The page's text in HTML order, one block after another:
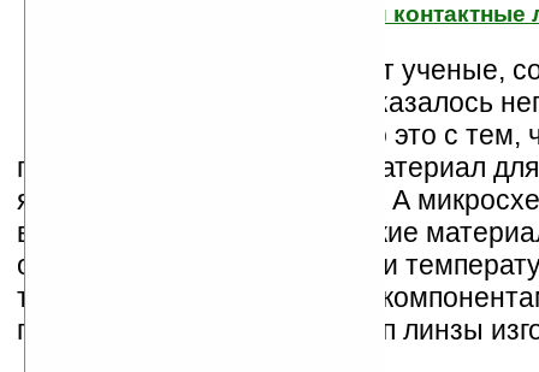
18. Ученые сделали контактные
Как рассказывают ученые,
подобных линз оказалось
задачей. Связано это с тем,
пластичный органический материал
является очень деликатным. А
включающие и неорганические
отождествляются с высокими
токсическими химическими
первый шаг сделан, прототип линзы